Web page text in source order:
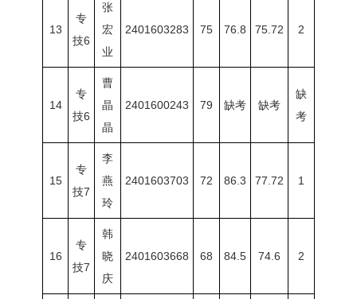
13
专
技6
张
宏
业
2401603283 75 76.8 75.72 2
14
专
技6
曹
晶
晶
2401600243 79 缺考 缺考
缺
考
15
专
技7
李
燕
玲
2401603703 72 86.3 77.72 1
16
专
技7
韩
晓
庆
2401603668 68 84.5 74.6 2